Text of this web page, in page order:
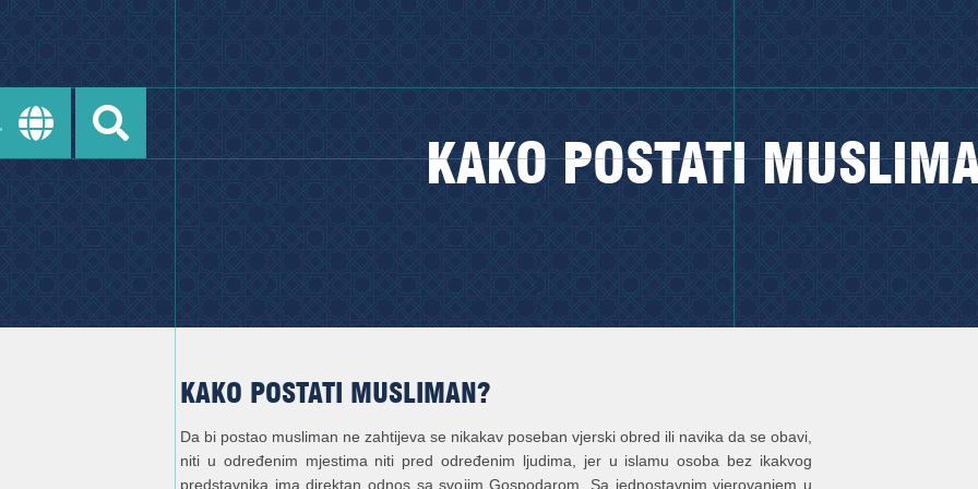
KAKO POSTATI
KAKO POSTATI MUSLIMAN?
Da bi postao musliman ne zahtijeva se nikakav poseban vjerski obred ili navika da se obavi,
niti u određenim mjestima niti pred određenim ljudima, jer u islamu osoba bez ikakvog
predstavnika ima direktan odnos sa svojim Gospodarom. Sa jednostavnim vjerovanjem u